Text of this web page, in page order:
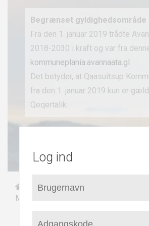
Begrænset gyldighedsområde
Fra den 1. januar 2019 trådte
2018-2030 i kraft og var fra
kommuneplania.avannaata.gl
Det betyder, at Qaasuitsup
fra den 1. januar 2019 kun er
Qeqertalik.
Kommuneplan
Qaasuitsup
Forside / Vision og
Målsætninger
Log ind